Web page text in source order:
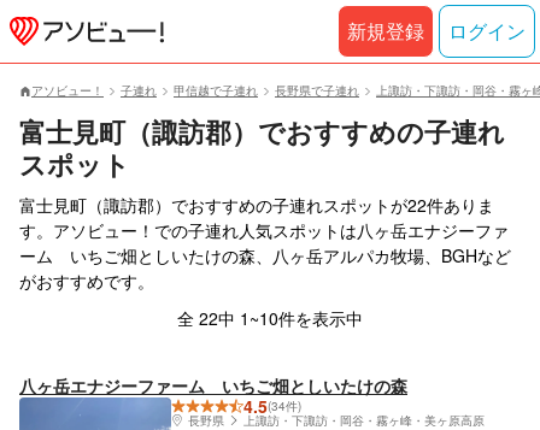
アソビュー！ 子連れ 甲信越で子連れ 長野県で子連れ 上諏訪・下諏訪・岡谷・霧ヶ
富士見町（諏訪郡）でおすすめの子連れ
スポット
富士見町（諏訪郡）でおすすめの子連れスポットが22件ありま
す。アソビュー！での子連れ人気スポットは八ヶ岳エナジーファ
ーム いちご畑としいたけの森、八ヶ岳アルパカ牧場、BGHなど
がおすすめです。
全 22中 1~10件を表示中
八ヶ岳エナジーファーム いちご畑としいたけの森
4.5(34件)
長野県
上諏訪・下諏訪・岡谷・霧ヶ峰・美ヶ原高原
新規登録 ログイン